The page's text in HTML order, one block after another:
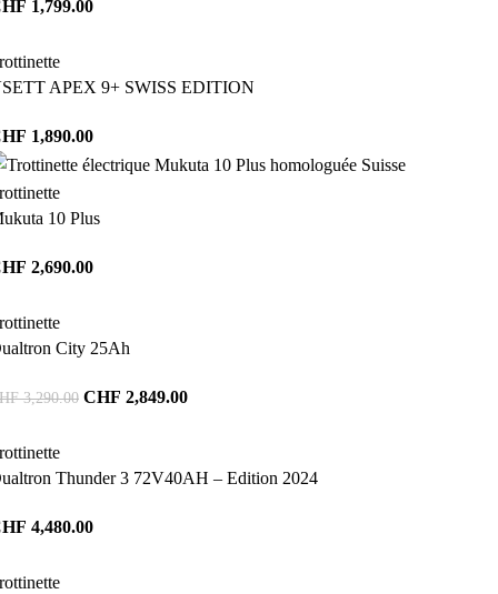
1,799.00
APEX 9+ SWISS EDITION
1,890.00
10 Plus
2,690.00
City 25Ah
3,290.00 CHF 2,849.00
Thunder 3 72V40AH – Edition 2024
4,480.00